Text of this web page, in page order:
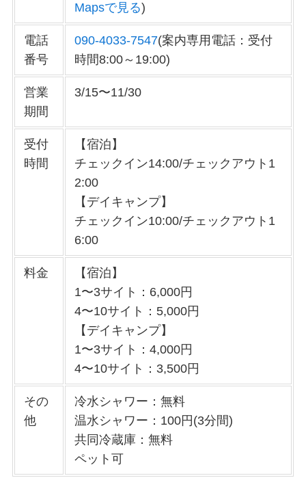
Mapsで見る)
電話
番号
090-4033-7547(案内専用電話：受付
時間8:00～19:00)
営業
期間
3/15〜11/30
受付
時間
【宿泊】
チェックイン14:00/チェックアウト1
2:00
【デイキャンプ】
チェックイン10:00/チェックアウト1
6:00
料金
【宿泊】
1〜3サイト：6,000円
4〜10サイト：5,000円
【デイキャンプ】
1〜3サイト：4,000円
4〜10サイト：3,500円
その
他
冷水シャワー：無料
温水シャワー：100円(3分間)
共同冷蔵庫：無料
ペット可